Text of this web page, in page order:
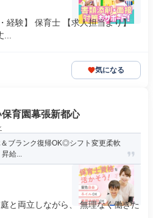
経験】 保育士 【求人担当より】
気になる
育園幕張新都心
ブランク復帰OK◎シフト変更柔軟
給...
と両立しながら、 無理なく働きた